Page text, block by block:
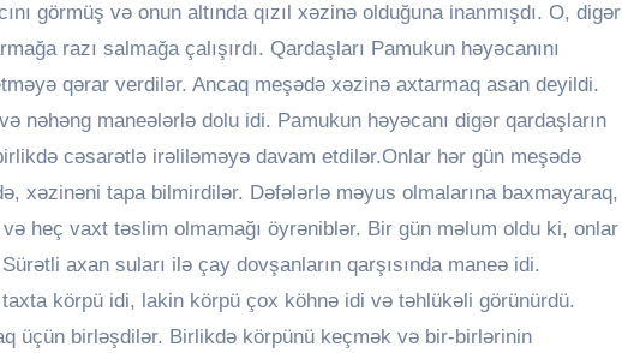
görmüş və onun altında qızıl xəzinə olduğuna inanmışdı. O, digər
razı salmağa çalışırdı. Qardaşları Pamukun həyəcanını
qərar verdilər. Ancaq meşədə xəzinə axtarmaq asan deyildi.
nəhəng maneələrlə dolu idi. Pamukun həyəcanı digər qardaşların
cəsarətlə irəliləməyə davam etdilər.Onlar hər gün meşədə
xəzinəni tapa bilmirdilər. Dəfələrlə məyus olmalarına baxmayaraq,
heç vaxt təslim olmamağı öyrəniblər. Bir gün məlum oldu ki, onlar
axan suları ilə çay dovşanların qarşısında maneə idi.
körpü idi, lakin körpü çox köhnə idi və təhlükəli görünürdü.
üçün birləşdilər. Birlikdə körpünü keçmək və bir-birlərinin